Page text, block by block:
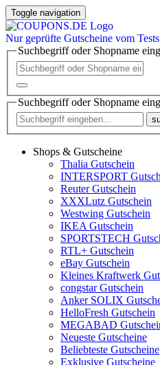
Toggle navigation
Nur geprüfte Gutscheine vom
Suchbegriff oder Shopname
Suchbegriff oder Shopname
Shops & Gutscheine
Thalia Gutschein
INTERSPORT
Reuter Gutschein
XXXLutz Gutschein
Westwing Gutschein
IKEA Gutschein
SPORTSTECH
RTL+ Gutschein
eBay Gutschein
Kleines Kraftwerk
congstar Gutschein
Anker SOLIX
HelloFresh Gutschein
MEGABAD
Neueste Gutscheine
Beliebteste Gutscheine
Exklusive Gutscheine